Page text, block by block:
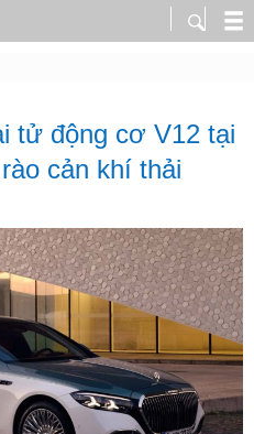
tử động cơ V12 tại
cản khí thải